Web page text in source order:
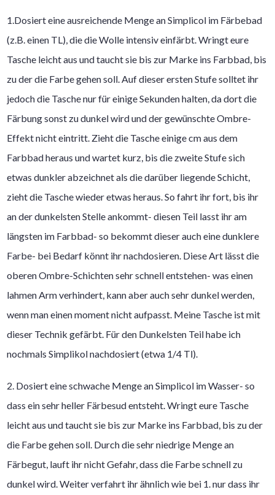
1.Dosiert eine ausreichende Menge an Simplicol im Färbebad
(z.B. einen TL), die die Wolle intensiv einfärbt. Wringt eure
Tasche leicht aus und taucht sie bis zur Marke ins Farbbad, bis
zu der die Farbe gehen soll. Auf dieser ersten Stufe solltet ihr
jedoch die Tasche nur für einige Sekunden halten, da dort die
Färbung sonst zu dunkel wird und der gewünschte Ombre-
Effekt nicht eintritt. Zieht die Tasche einige cm aus dem
Farbbad heraus und wartet kurz, bis die zweite Stufe sich
etwas dunkler abzeichnet als die darüber liegende Schicht,
zieht die Tasche wieder etwas heraus. So fahrt ihr fort, bis ihr
an der dunkelsten Stelle ankommt- diesen Teil lasst ihr am
längsten im Farbbad- so bekommt dieser auch eine dunklere
Farbe- bei Bedarf könnt ihr nachdosieren. Diese Art lässt die
oberen Ombre-Schichten sehr schnell entstehen- was einen
lahmen Arm verhindert, kann aber auch sehr dunkel werden,
wenn man einen moment nicht aufpasst. Meine Tasche ist mit
dieser Technik gefärbt. Für den Dunkelsten Teil habe ich
nochmals Simplikol nachdosiert (etwa 1/4 Tl).
2. Dosiert eine schwache Menge an Simplicol im Wasser- so
dass ein sehr heller Färbesud entsteht. Wringt eure Tasche
leicht aus und taucht sie bis zur Marke ins Farbbad, bis zu der
die Farbe gehen soll. Durch die sehr niedrige Menge an
Färbegut, lauft ihr nicht Gefahr, dass die Farbe schnell zu
dunkel wird. Weiter verfahrt ihr ähnlich wie bei 1. nur dass ihr